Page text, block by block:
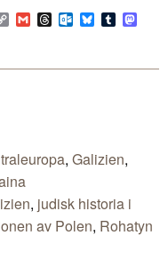
Copy
Link
GmailThreadsOutlook.com
BlueskyTumblr
, Galizien,
, judisk historia i
av Polen, Rohatyn